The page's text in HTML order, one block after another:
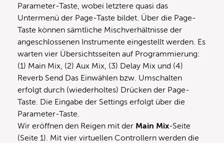
Parameter-Taste, wobei letztere quasi das
Untermenü der Page-Taste bildet. Über die Page-
Taste können sämtliche Mischverhältnisse der
angeschlossenen Instrumente eingestellt werden. Es
warten vier Übersichtsseiten auf Programmierung:
(1) Main Mix, (2) Aux Mix, (3) Delay Mix und (4)
Reverb Send Das Einwählen bzw. Umschalten
erfolgt durch (wiederholtes) Drücken der Page-
Taste. Die Eingabe der Settings erfolgt über die
Parameter-Taste.
Wir eröffnen den Reigen mit der Main Mix-Seite
(Seite 1). Mit vier virtuellen Controllern werden die